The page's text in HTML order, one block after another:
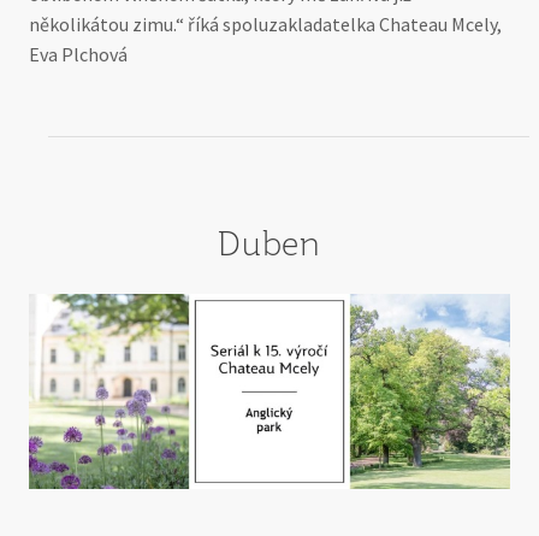
několikátou zimu.“ říká spoluzakladatelka Chateau Mcely,
Eva Plchová
Duben